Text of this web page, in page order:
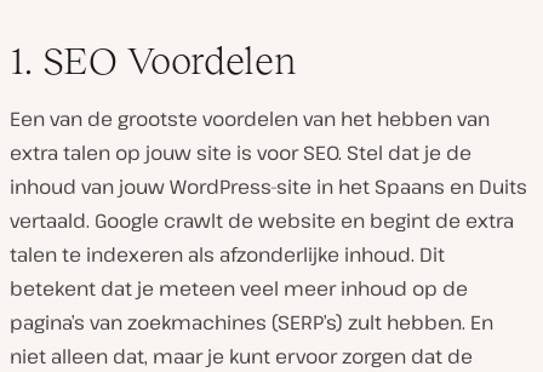
1. SEO Voordelen
Een van de grootste voordelen van het hebben van
extra talen op jouw site is voor SEO. Stel dat je de
inhoud van jouw WordPress-site in het Spaans en Duits
vertaald. Google crawlt de website en begint de extra
talen te indexeren als afzonderlijke inhoud. Dit
betekent dat je meteen veel meer inhoud op de
pagina’s van zoekmachines (SERP’s) zult hebben. En
niet alleen dat, maar je kunt ervoor zorgen dat de